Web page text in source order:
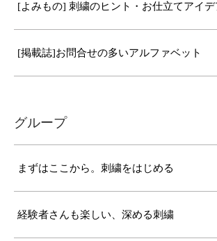
[よみもの] 刺繍のヒント・お仕立てアイデ
[掲載誌]お問合せの多いアルファベット
グループ
まずはここから。刺繍をはじめる
経験者さんも楽しい、深める刺繍